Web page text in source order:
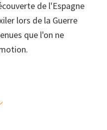
de l'Espagne
lors de la Guerre
que l'on ne